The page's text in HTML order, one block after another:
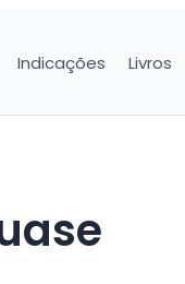
Indicações Livros